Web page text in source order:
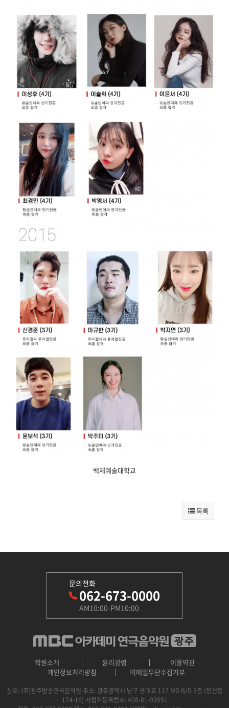
백제예술대학교
목록
문의전화
062-673-0000
AM10:00-PM10:00
학원소개 윤리강령
이용약관
개인정보처리방침
이메일무단수집거부
상호: (주)광주방송연극음악원 주소: 광주광역시 남구 용대로 117 MD B/D 5층 (봉선동
174-16) 사업자등록번호: 408-81-93551